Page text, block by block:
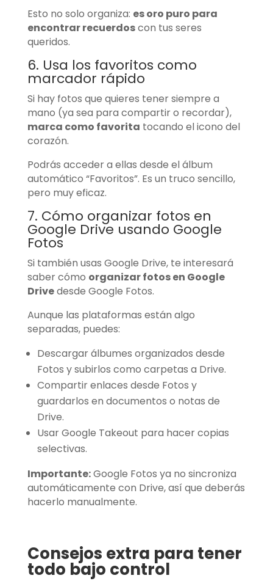
Esto no solo organiza: es oro puro para
encontrar recuerdoscon tus seres
queridos.
6. Usa los favoritos como
marcador rápido
Si hay fotos que quieres tener siempre a
mano (ya sea para compartir o recordar),
marca como favorita tocando el icono del
corazón.
Podrás acceder a ellas desde el álbum
automático “Favoritos”. Es un truco sencillo,
pero muy eficaz.
7. Cómo organizar fotos en
Google Drive usando Google
Fotos
Si también usas Google Drive, te interesará
saber cómo organizar fotos en Google
Drivedesde Google Fotos.
Aunque las plataformas están algo
separadas, puedes:
Descargar álbumes organizados desde
Fotos y subirlos como carpetas a Drive.
Compartir enlaces desde Fotos y
guardarlos en documentos o notas de
Drive.
Usar Google Takeout para hacer copias
selectivas.
Importante:Google Fotos ya no sincroniza
automáticamente con Drive, así que deberás
hacerlo manualmente.
Consejos extra para tener
todo bajo control